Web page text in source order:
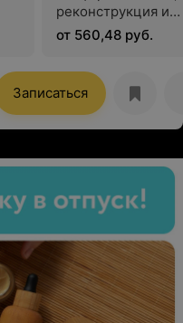
реконструкция и
омоложение
от 560,48 руб.
Записаться